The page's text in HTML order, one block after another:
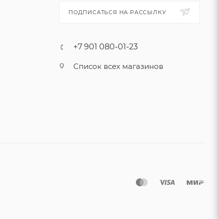
ПОДПИСАТЬСЯ НА РАССЫЛКУ
+7 901 080-01-23
Список всех магазинов